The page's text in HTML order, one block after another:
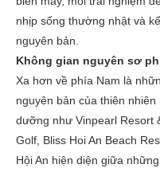
nhịp sống thường nhật và
nguyên bản.
Không gian nguyên sơ
Xa hơn về phía Nam là
nguyên bản của thiên
dưỡng như Vinpearl Resort
Golf, Bliss Hoi An Beach
Hội An hiện diện giữa